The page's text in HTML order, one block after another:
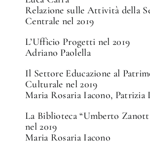
Relazione sulle Attività della
Centrale nel 2019
L’Ufficio Progetti nel 2019
Adriano Paolella
Il Settore Educazione al
Culturale nel 2019
Maria Rosaria Iacono, Patrizia
La Biblioteca “Umberto
nel 2019
Maria Rosaria Iacono